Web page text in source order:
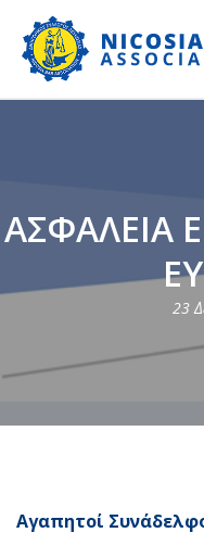
ΑΣΦΑΛΕΙΑ
23
Αγαπητοί